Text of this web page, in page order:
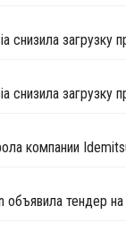
снизила загрузку
снизила загрузку